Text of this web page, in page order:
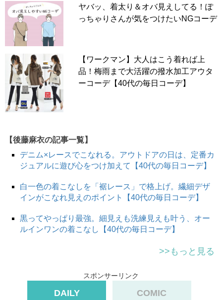
この投稿をInstagramで見る
【40代働く女性のコーディネートをインスタからセレク
ト、毎日ご紹介中！】
ヤバッ、着太り＆オバ見えしてる！ぽ
っちゃりさんが気をつけたいNGコーデ
【ワークマン】大人はこう着れば上
品！梅雨まで大活躍の撥水加工アウタ
ーコーデ【40代の毎日コーデ】
【後藤麻衣の記事一覧】
デニム×レースでこなれる。アウトドアの日は、定番カ
ジュアルに遊び心をつけ加えて【40代の毎日コーデ】
白一色の着こなしを「裾レース」で格上げ。繊細デザ
インがこなれ見えのポイント【40代の毎日コーデ】
黒ってやっぱり最強。細見えも洗練見えも叶う、オー
ルインワンの着こなし【40代の毎日コーデ】
>>もっと見る
スポンサーリンク
DAILY COMIC